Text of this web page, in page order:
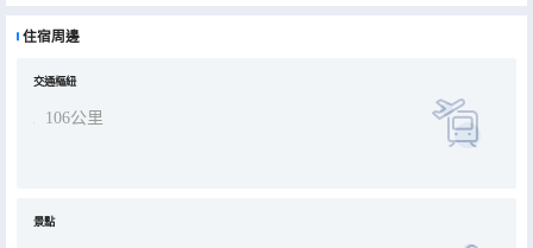
住宿周邊
交通樞紐
106公里
景點